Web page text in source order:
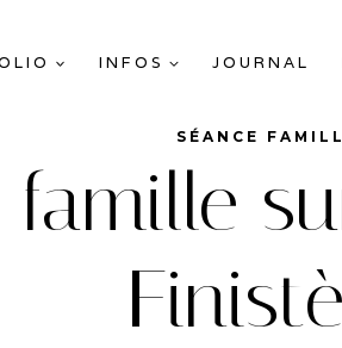
INFOS JOURNAL
SÉANCE
famille